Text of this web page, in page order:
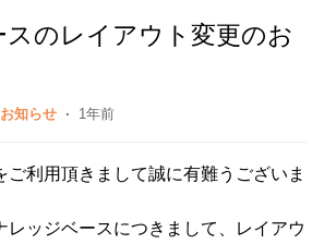
のレイアウト変更のお
お知らせ 1年前
ご利用頂きまして誠に有難うございま
レッジベースにつきまして、レイアウ